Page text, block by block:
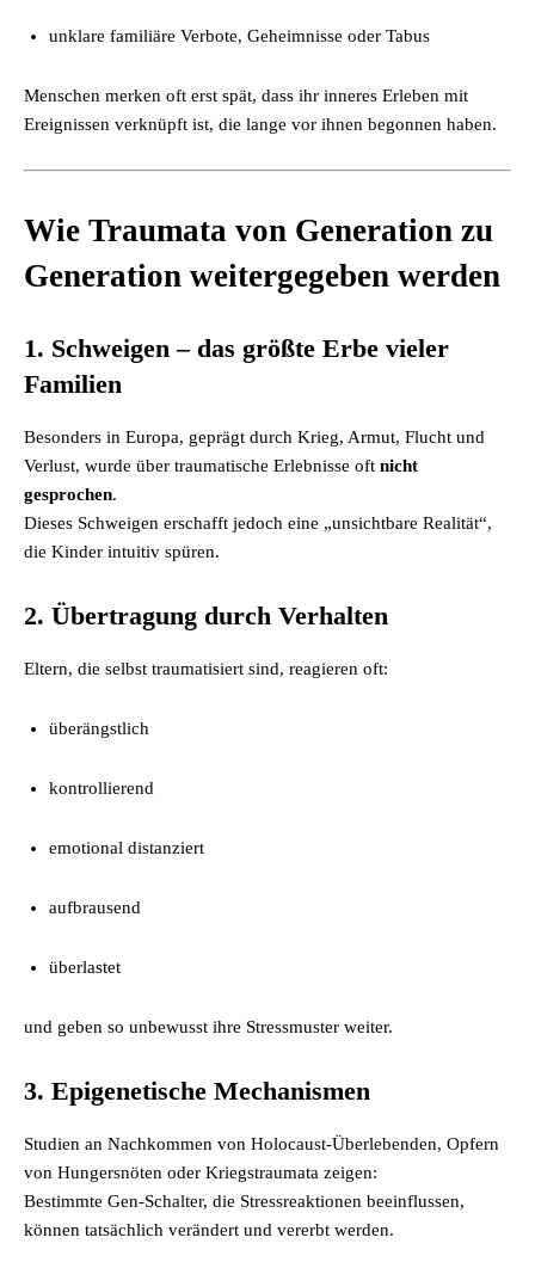
unklare familiäre Verbote, Geheimnisse oder Tabus
Menschen merken oft erst spät, dass ihr inneres Erleben mit
Ereignissen verknüpft ist, die lange vor ihnen begonnen haben.
Wie Traumata von Generation zu
Generation weitergegeben werden
1. Schweigen – das größte Erbe vieler
Familien
Besonders in Europa, geprägt durch Krieg, Armut, Flucht und
Verlust, wurde über traumatische Erlebnisse oft nicht
gesprochen.
Dieses Schweigen erschafft jedoch eine „unsichtbare Realität“,
die Kinder intuitiv spüren.
2. Übertragung durch Verhalten
Eltern, die selbst traumatisiert sind, reagieren oft:
überängstlich
kontrollierend
emotional distanziert
aufbrausend
überlastet
und geben so unbewusst ihre Stressmuster weiter.
3. Epigenetische Mechanismen
Studien an Nachkommen von Holocaust-Überlebenden, Opfern
von Hungersnöten oder Kriegstraumata zeigen:
Bestimmte Gen-Schalter, die Stressreaktionen beeinflussen,
können tatsächlich verändert und vererbt werden.